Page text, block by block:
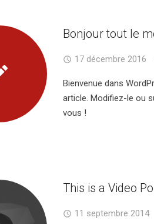
Bonjour tout le
17 décembre 2016
Bienvenue dans
article. Modifiez-le ou
vous !
This is a Video
11 septembre 2014